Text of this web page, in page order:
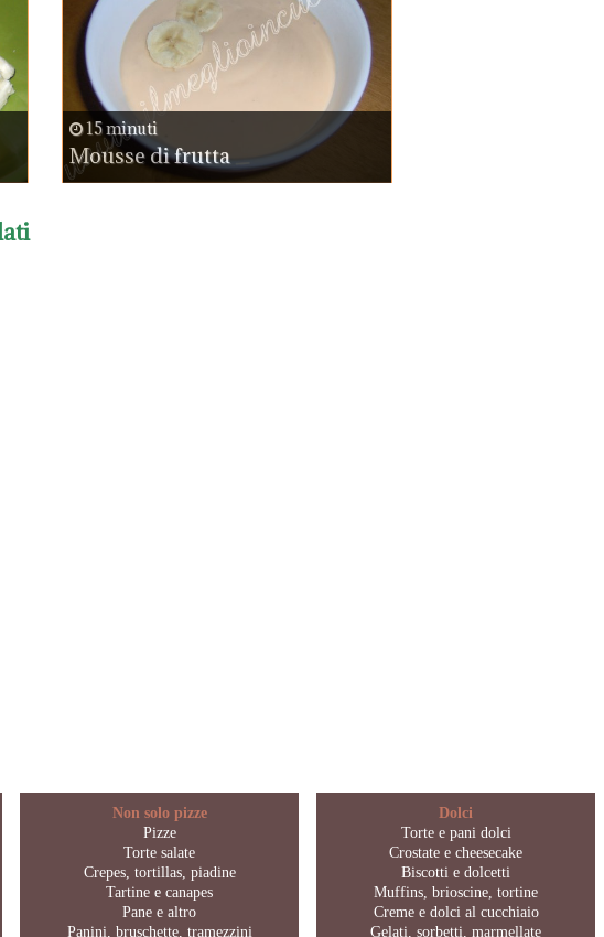
15 minuti
Mousse di frutta
Non solo pizze
Pizze
Torte salate
Crepes, tortillas, piadine
Tartine e canapes
Pane e altro
Panini, bruschette, tramezzini
Dolci
Torte e pani dolci
Crostate e cheesecake
Biscotti e dolcetti
Muffins, brioscine, tortine
Creme e dolci al cucchiaio
Gelati, sorbetti, marmellate